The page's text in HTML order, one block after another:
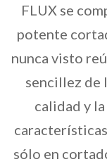
FLUX se
potente
nunca visto
sencillez de
calidad y
sólo en